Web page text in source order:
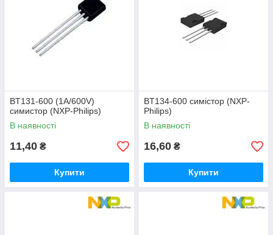
BT131-600 (1A/600V)
симистор (NXP-Philips)
В наявності
11,40 ₴
Купити
BT134-600 симістор (NXP-
Philips)
В наявності
16,60 ₴
Купити